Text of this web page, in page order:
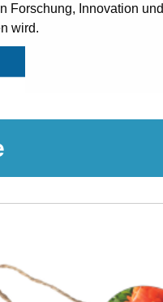
Forschung, Innovation und
wird.